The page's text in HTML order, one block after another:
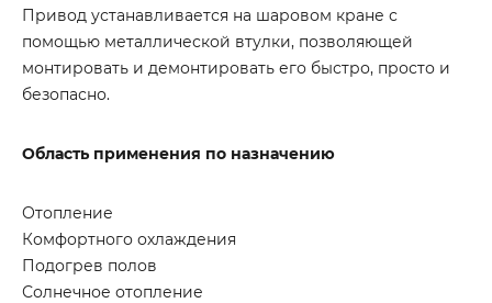
Привод устанавливается на шаровом кране с
помощью металлической втулки, позволяющей
монтировать и демонтировать его быстро, просто и
безопасно.
Область применения по назначению
Отопление
Комфортного охлаждения
Подогрев полов
Солнечное отопление